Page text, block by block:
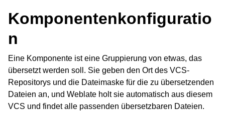
Komponentenkonfiguratio
n
Eine Komponente ist eine Gruppierung von etwas, das
übersetzt werden soll. Sie geben den Ort des VCS-
Repositorys und die Dateimaske für die zu übersetzenden
Dateien an, und Weblate holt sie automatisch aus diesem
VCS und findet alle passenden übersetzbaren Dateien.